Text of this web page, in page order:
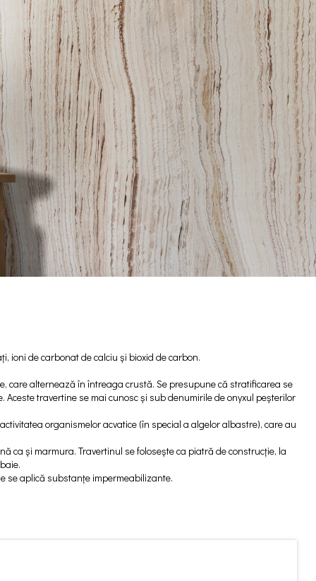
ioni de carbonat de calciu și bioxid de carbon.
care alternează în întreaga crustă. Se presupune că stratificarea se
travertine se mai cunosc și sub denumirile de onyxul peșterilor
organismelor acvatice (în special a algelor albastre), care au
ca și marmura. Travertinul se folosește ca piatră de construcție, la
se aplică substanțe impermeabilizante.